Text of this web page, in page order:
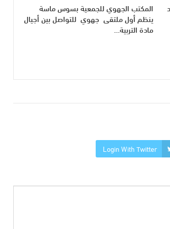
المكتب الجهوي للجمعية بسوس ماسة
ينظم أول ملتقى جهوي للتواصل بين أجيال
مادة التربية…
Login With Twitter